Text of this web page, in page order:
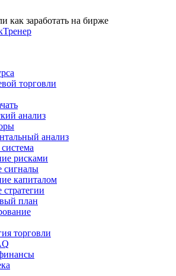
как заработать на бирже
торговли
анализ
анализ
рисками
сигналы
капиталом
план
торговли